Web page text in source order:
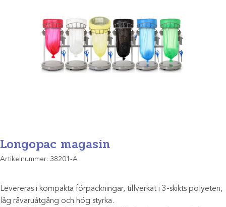
Longopac magasin
Artikelnummer: 38201-A
Levereras i kompakta förpackningar, tillverkat i 3-skikts polyeten,
låg råvaruåtgång och hög styrka.